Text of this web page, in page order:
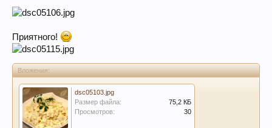
Приятного!
Вложения:
dsc05103.jpg
Размер файла:
75,2 КБ
Просмотров:
30